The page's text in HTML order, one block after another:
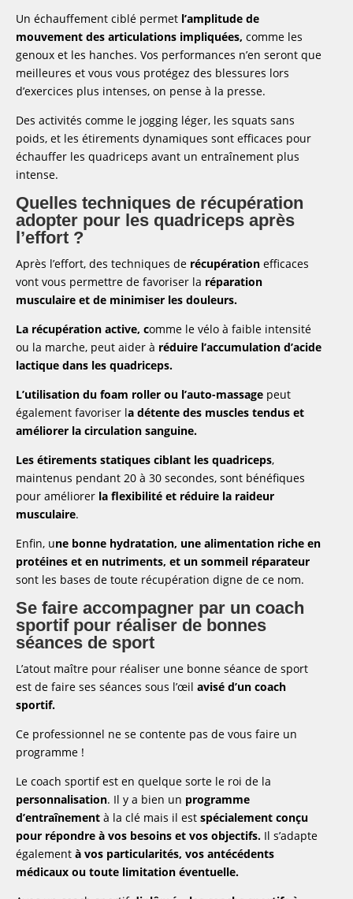
Un échauffement ciblé permet l’amplitude de
mouvement des articulations impliquées, comme les
genoux et les hanches. Vos performances n’en seront que
meilleures et vous vous protégez des blessures lors
d’exercices plus intenses, on pense à la presse.
Des activités comme le jogging léger, les squats sans
poids, et les étirements dynamiques sont efficaces pour
échauffer les quadriceps avant un entraînement plus
intense.
Quelles techniques de récupération
adopter pour les quadriceps après
l’effort ?
Après l’effort, des techniques de récupération efficaces
vont vous permettre de favoriser la réparation
musculaire et de minimiser les douleurs.
La récupération active, comme le vélo à faible intensité
ou la marche, peut aider à réduire l’accumulation d’acide
lactique dans les quadriceps.
L’utilisation du foam roller ou l’auto-massage peut
également favoriser la détente des muscles tendus et
améliorer la circulation sanguine.
Les étirements statiques ciblant les quadriceps,
maintenus pendant 20 à 30 secondes, sont bénéfiques
pour améliorer la flexibilité et réduire la raideur
musculaire.
Enfin, une bonne hydratation, une alimentation riche en
protéines et en nutriments, et un sommeil réparateur
sont les bases de toute récupération digne de ce nom.
Se faire accompagner par un coach
sportif pour réaliser de bonnes
séances de sport
L’atout maître pour réaliser une bonne séance de sport
est de faire ses séances sous l’œil avisé d’un coach
sportif.
Ce professionnel ne se contente pas de vous faire un
programme !
Le coach sportif est en quelque sorte le roi de la
personnalisation. Il y a bien un programme
d’entraînement à la clé mais il est spécialement conçu
pour répondre à vos besoins et vos objectifs. Il s’adapte
également à vos particularités, vos antécédents
médicaux ou toute limitation éventuelle.